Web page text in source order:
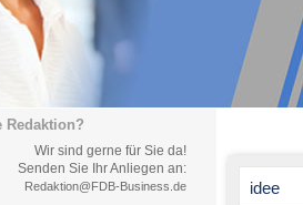
Redaktion?
Wir sind gerne für Sie da!
Senden Sie Ihr Anliegen an:
Redaktion@FDB-Business.de